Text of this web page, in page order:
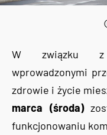
W związku z
wprowadzonymi
zdrowie i życie
marca (środa)
funkcjonowaniu